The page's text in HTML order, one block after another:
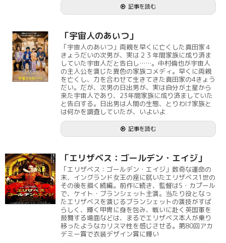
記事を読む
「宇宙人のあいつ」
「宇宙人のあいつ」両親を早くに亡くした真田家４
きょうだいの次男が、実は２３年間家族に成り済ま
していた宇宙人だと告白し……。中村倫也が宇宙人
の主人公を演じた異色の家族コメディ。早くに両親
を亡くし、力を合わせて生きてきた真田家の4きょう
だい。だが、次男の日出男が、実は自分が土星から
来た宇宙人であり、23年間家族に成り済ましていた
と告白する。日出男は人間の生態、とりわけ家族と
は何かを調査していたが、いよいよ
記事を読む
「エリザベス：ゴールデン・エイジ」
「エリザベス：ゴールデン・エイジ」数奇な運命の
末、イングランド女王の座に就いたエリザベス1世の
その後を描く続編。前作に続き、監督はS・カプール
で、ケイト・ブランシェット主演。当たり役となっ
たエリザベスを演じるブランシェットの演技がすば
らしく、輝く甲冑に身を包み、戦いに赴く英国軍を
鼓舞する場面などは、まるでエリザベス本人が乗り
移ったようなカリスマ性を感じさせる。第80回アカ
デミー賞で衣装デザイン賞に輝い